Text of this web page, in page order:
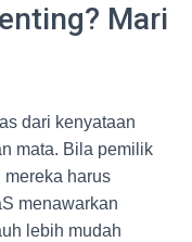
Mari
dari kenyataan
mata. Bila pemilik
mereka harus
menawarkan
lebih mudah